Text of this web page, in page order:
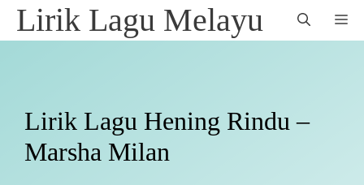
SkipLirik Lagu Melayu
Lirik Lagu Hening Rindu –
Marsha Milan